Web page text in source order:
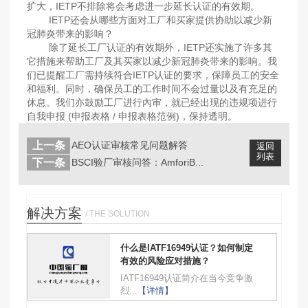
扩大，IETP不排除将会考虑进一步延长认证的有效期。
IETP还会从哪些方面对工厂和买家提供协助以减少新
冠肺炎带来的影响？
除了延长工厂认证的有效期外，IETP还实施了许多其
它措施来帮助工厂及其买家以减少新冠肺炎带来的影响。我
们已提醒工厂需持续符合IETP认证的要求，保障员工的安全
和福利。同时，确保员工的工作时间不会过量以及有充足的
休息。我们亦鼓励工厂进行內审，就已经出现的违规项进行
自我申报 (申报表格 / 申报表格范例)，保持透明。
返回
列表
上一条 AEO认证审核常见问题解答
下一条 BSCI验厂审核问答：AmforiB...
解决方案 / THE SOLUTION
什么是IATF16949认证？如何制定
有效的风险应对措施？
IATF16949认证简介在当今竞争激
烈...
【详情】